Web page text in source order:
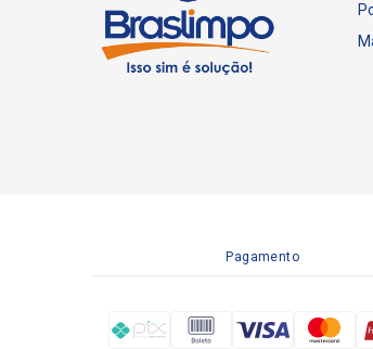
Pagamento